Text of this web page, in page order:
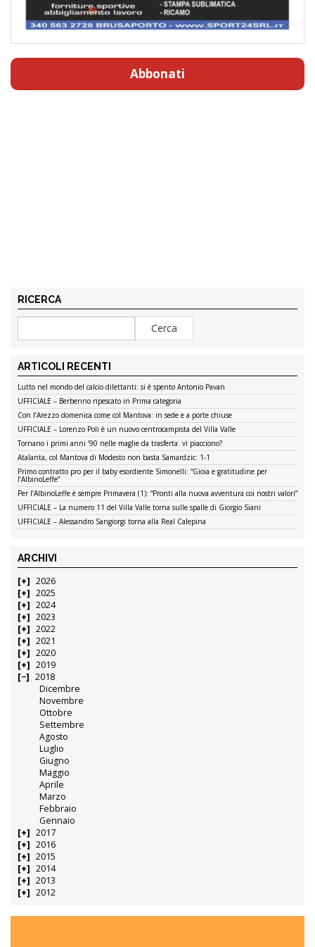
Abbonati
RICERCA
ARTICOLI RECENTI
Lutto nel mondo del calcio dilettanti: si è spento Antonio Pavan
UFFICIALE – Berbenno ripescato in Prima categoria
Con l’Arezzo domenica come col Mantova: in sede e a porte chiuse
UFFICIALE – Lorenzo Poli è un nuovo centrocampista del Villa Valle
Tornano i primi anni ’90 nelle maglie da trasferta: vi piacciono?
Atalanta, col Mantova di Modesto non basta Samardzic: 1-1
Primo contratto pro per il baby esordiente Simonelli: “Gioia e gratitudine per
l’AlbinoLeffe”
Per l’AlbinoLeffe è sempre Primavera (1): “Pronti alla nuova avventura coi nostri valori”
UFFICIALE – La numero 11 del Villa Valle torna sulle spalle di Giorgio Siani
UFFICIALE – Alessandro Sangiorgi torna alla Real Calepina
ARCHIVI
2026
2025
2024
2023
2022
2021
2020
2019
2018
Dicembre
Novembre
Ottobre
Settembre
Agosto
Luglio
Giugno
Maggio
Aprile
Marzo
Febbraio
Gennaio
2017
2016
2015
2014
2013
2012